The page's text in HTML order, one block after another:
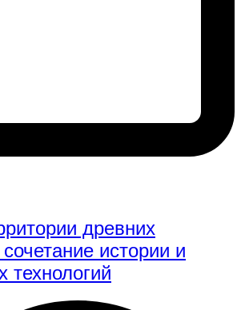
древних
истории и
технологий